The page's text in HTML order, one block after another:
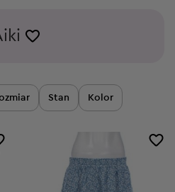
Stan Kolor